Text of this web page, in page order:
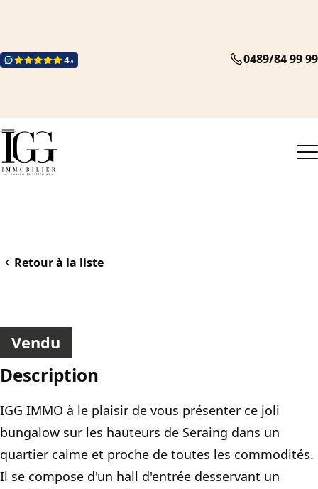
0489/84 99 99
Retour à la liste
Vendu
Description
IGG IMMO à le plaisir de vous présenter ce joli
bungalow sur les hauteurs de Seraing dans un
quartier calme et proche de toutes les commodités.
Il se compose d'un hall d'entrée desservant un